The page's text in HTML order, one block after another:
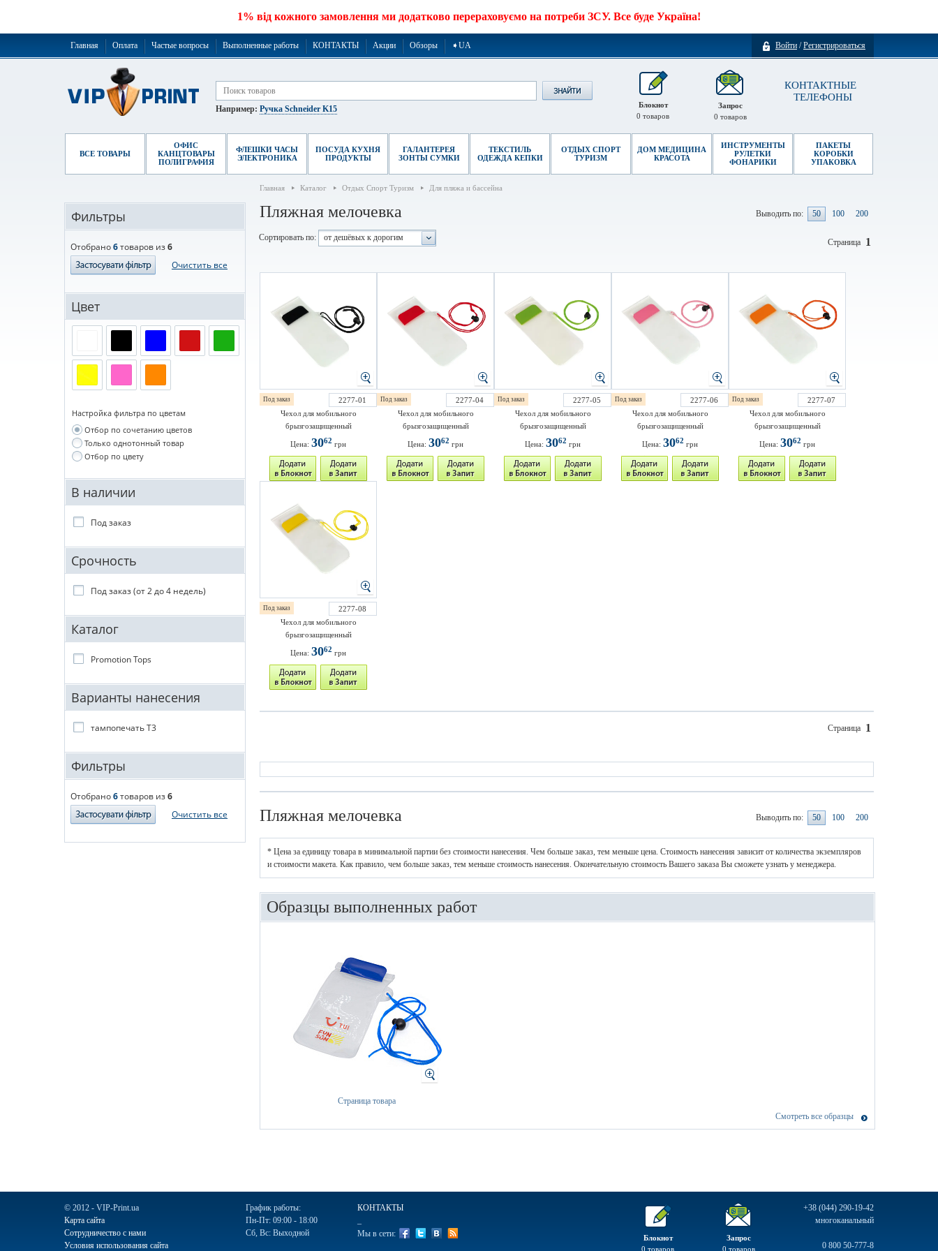
1% від кожного замовлення ми додатково перераховуємо на потреби ЗСУ. Все буде Україна!
Войти /Регистрироваться
Главная Оплата Частые вопросы Выполненные работы КОНТАКТЫ Акции Обзоры ➧UA
КОНТАКТНЫЕ
ТЕЛЕФОНЫ
Запрос
0 товаров
Например: Ручка Schneider K15
Блокнот
0 товаров
ВСЕ ТОВАРЫ
ОФИС
КАНЦТОВАРЫ
ПОЛИГРАФИЯ
ФЛЕШКИ ЧАСЫ
ЭЛЕКТРОНИКА
ПОСУДА КУХНЯ
ПРОДУКТЫ
ГАЛАНТЕРЕЯ
ЗОНТЫ СУМКИ
ТЕКСТИЛЬ
ОДЕЖДА КЕПКИ
ОТДЫХ СПОРТ
ТУРИЗМ
ДОМ МЕДИЦИНА
КРАСОТА
ИНСТРУМЕНТЫ
РУЛЕТКИ
ФОНАРИКИ
ПАКЕТЫ
КОРОБКИ
УПАКОВКА
Главная Каталог Отдых Спорт Туризм Для пляжа и бассейна
Фильтры
Отобрано6товаров из6
Очистить все
Цвет
Настройка фильтра по цветам
Отбор по сочетанию цветов
Только однотонный товар
Отбор по цвету
В наличии
Под заказ
Срочность
Под заказ (от 2 до 4 недель)
Каталог
Promotion Tops
Варианты нанесения
тампопечать T3
Фильтры
Отобрано6товаров из6
Очистить все
Пляжная мелочевка Выводить по: 50 100 200
Сортировать по: от дешёвых к дорогим 1
Страница
Под заказ
2277-01
Чехол для мобильного
брызгозащищенный
Цена: 3062 грн
Под заказ
2277-04
Чехол для мобильного
брызгозащищенный
Цена: 3062 грн
Под заказ
2277-05
Чехол для мобильного
брызгозащищенный
Цена: 3062 грн
Под заказ
2277-06
Чехол для мобильного
брызгозащищенный
Цена: 3062 грн
Под заказ
2277-07
Чехол для мобильного
брызгозащищенный
Цена: 3062 грн
Под заказ
2277-08
Чехол для мобильного
брызгозащищенный
Цена: 3062 грн
1
Страница
Пляжная мелочевка Выводить по: 50 100 200
* Цена за единицу товара в минимальной партии без стоимости нанесения. Чем больше заказ, тем меньше цена. Стоимость нанесения зависит от количества экземпляров
и стоимости макета. Как правило, чем больше заказ, тем меньше стоимость нанесения. Окончательную стоимость Вашего заказа Вы сможете узнать у менеджера.
Образцы выполненных работ
Страница товара
Смотреть все образцы
+38 (044) 290-19-42
многоканальный
0 800 50-777-8
Запрос
0 товаров
Блокнот
0 товаров
© 2012 - VIP-Print.ua
Карта сайта
Сотрудничество с нами
Условия использования сайта
График работы:
Пн-Пт: 09:00 - 18:00
Сб, Вс: Выходной
КОНТАКТЫ
Мы в сети: